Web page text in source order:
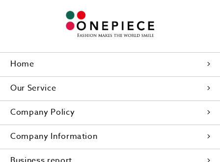
Home
Our Service
Company Policy
Company Information